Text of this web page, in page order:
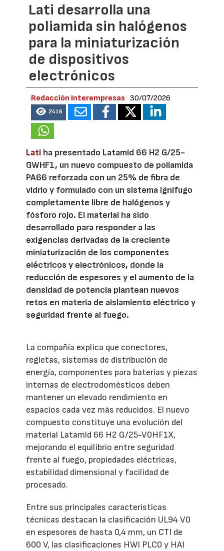
Lati desarrolla una
poliamida sin halógenos
para la miniaturización
de dispositivos
electrónicos
Redacción Interempresas 30/07/2026
2416
Lati ha presentado Latamid 66 H2 G/25-
GWHF1, un nuevo compuesto de poliamida
PA66 reforzada con un 25% de fibra de
vidrio y formulado con un sistema ignífugo
completamente libre de halógenos y
fósforo rojo. El material ha sido
desarrollado para responder a las
exigencias derivadas de la creciente
miniaturización de los componentes
eléctricos y electrónicos, donde la
reducción de espesores y el aumento de la
densidad de potencia plantean nuevos
retos en materia de aislamiento eléctrico y
seguridad frente al fuego.
La compañía explica que conectores,
regletas, sistemas de distribución de
energía, componentes para baterías y piezas
internas de electrodomésticos deben
mantener un elevado rendimiento en
espacios cada vez más reducidos. El nuevo
compuesto constituye una evolución del
material Latamid 66 H2 G/25-V0HF1X,
mejorando el equilibrio entre seguridad
frente al fuego, propiedades eléctricas,
estabilidad dimensional y facilidad de
procesado.
Entre sus principales características
técnicas destacan la clasificación UL94 V0
en espesores de hasta 0,4 mm, un CTI de
600 V, las clasificaciones HWI PLC0 y HAI